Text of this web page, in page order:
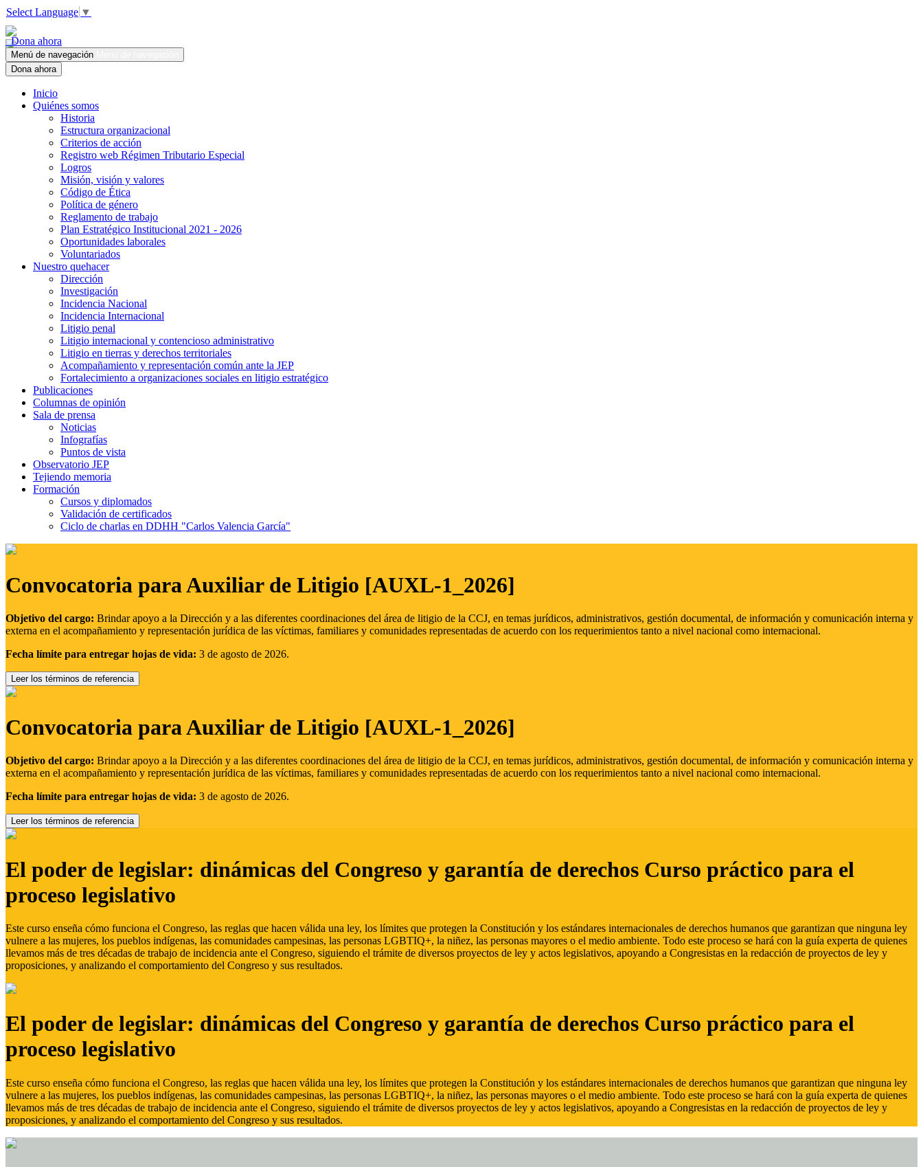
Select Language ▼
Dona ahora
Menú de navegación
Dona ahora
Inicio
Quiénes somos
Historia
Estructura organizacional
Criterios de acción
Registro web Régimen Tributario Especial
Logros
Misión, visión y valores
Código de Ética
Política de género
Reglamento de trabajo
Plan Estratégico Institucional 2021 - 2026
Oportunidades laborales
Voluntariados
Nuestro quehacer
Dirección
Investigación
Incidencia Nacional
Incidencia Internacional
Litigio penal
Litigio internacional y contencioso administrativo
Litigio en tierras y derechos territoriales
Acompañamiento y representación común ante la JEP
Fortalecimiento a organizaciones sociales en litigio estratégico
Publicaciones
Columnas de opinión
Sala de prensa
Noticias
Infografías
Puntos de vista
Observatorio JEP
Tejiendo memoria
Formación
Cursos y diplomados
Validación de certificados
Ciclo de charlas en DDHH "Carlos Valencia García"
Convocatoria para Auxiliar de Litigio [AUXL-1_2026]
Objetivo del cargo: Brindar apoyo a la Dirección y a las diferentes coordinaciones del área de litigio de la CCJ, en temas jurídicos, administrativos, gestión documental, de información y comunicación interna y
externa en el acompañamiento y representación jurídica de las víctimas, familiares y comunidades representadas de acuerdo con los requerimientos tanto a nivel nacional como internacional.
Fecha límite para entregar hojas de vida: 3 de agosto de 2026.
Leer los términos de referencia
Convocatoria para Auxiliar de Litigio [AUXL-1_2026]
Objetivo del cargo: Brindar apoyo a la Dirección y a las diferentes coordinaciones del área de litigio de la CCJ, en temas jurídicos, administrativos, gestión documental, de información y comunicación interna y
externa en el acompañamiento y representación jurídica de las víctimas, familiares y comunidades representadas de acuerdo con los requerimientos tanto a nivel nacional como internacional.
Fecha límite para entregar hojas de vida: 3 de agosto de 2026.
Leer los términos de referencia
El poder de legislar: dinámicas del Congreso y garantía de derechos Curso práctico para el
proceso legislativo
Este curso enseña cómo funciona el Congreso, las reglas que hacen válida una ley, los límites que protegen la Constitución y los estándares internacionales de derechos humanos que garantizan que ninguna ley
vulnere a las mujeres, los pueblos indígenas, las comunidades campesinas, las personas LGBTIQ+, la niñez, las personas mayores o el medio ambiente. Todo este proceso se hará con la guía experta de quienes
llevamos más de tres décadas de trabajo de incidencia ante el Congreso, siguiendo el trámite de diversos proyectos de ley y actos legislativos, apoyando a Congresistas en la redacción de proyectos de ley y
proposiciones, y analizando el comportamiento del Congreso y sus resultados.
El poder de legislar: dinámicas del Congreso y garantía de derechos Curso práctico para el
proceso legislativo
Este curso enseña cómo funciona el Congreso, las reglas que hacen válida una ley, los límites que protegen la Constitución y los estándares internacionales de derechos humanos que garantizan que ninguna ley
vulnere a las mujeres, los pueblos indígenas, las comunidades campesinas, las personas LGBTIQ+, la niñez, las personas mayores o el medio ambiente. Todo este proceso se hará con la guía experta de quienes
llevamos más de tres décadas de trabajo de incidencia ante el Congreso, siguiendo el trámite de diversos proyectos de ley y actos legislativos, apoyando a Congresistas en la redacción de proyectos de ley y
proposiciones, y analizando el comportamiento del Congreso y sus resultados.